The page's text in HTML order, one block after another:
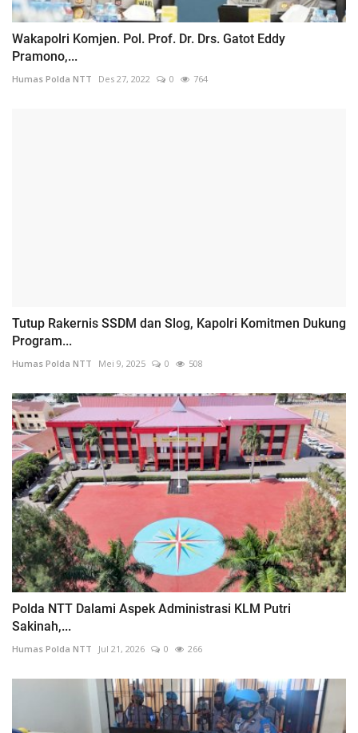
Wakapolri Komjen. Pol. Prof. Dr. Drs. Gatot Eddy
Pramono,...
Humas Polda NTT Des 27, 2022 0 764
Tutup Rakernis SSDM dan Slog, Kapolri Komitmen Dukung
Program...
Humas Polda NTT Mei 9, 2025 0 508
Polda NTT Dalami Aspek Administrasi KLM Putri
Sakinah,...
Humas Polda NTT Jul 21, 2026 0 266